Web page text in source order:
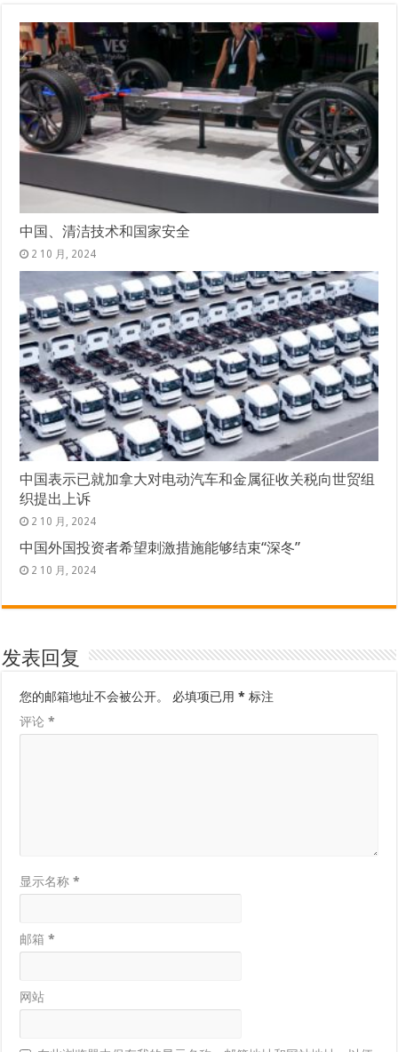
中国、清洁技术和国家安全
2 10 月, 2024
中国表示已就加拿大对电动汽车和金属征收关税向世贸组
织提出上诉
2 10 月, 2024
中国外国投资者希望刺激措施能够结束“深冬”
2 10 月, 2024
发表回复
您的邮箱地址不会被公开。 必填项已用* 标注
评论*
显示名称*
邮箱*
网站